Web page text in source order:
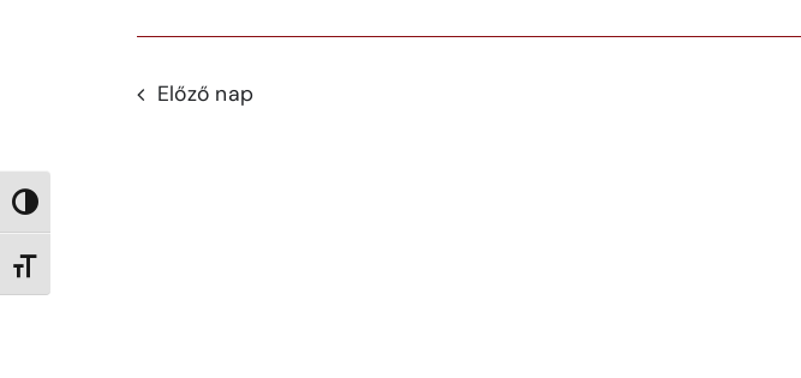
Nagy kontraszt váltása
Betűméret váltása
Navigation
Előző nap